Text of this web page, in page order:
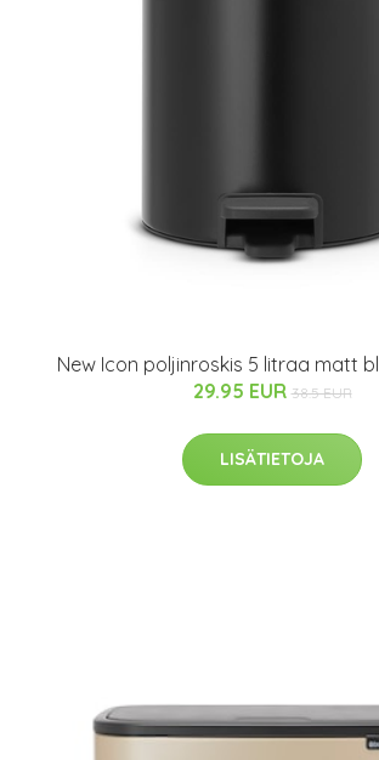
New Icon poljinroskis 5 litraa matt
29.95 EUR 38.5 EUR
LISÄTIETOJA